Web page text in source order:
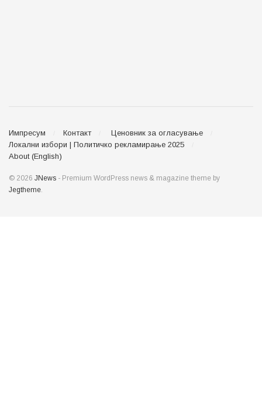
Импресум Контакт
Ценовник за огласување
Локални избори | Политичко рекламирање 2025
About (English)
© 2026 JNews - Premium WordPress news & magazine theme by
Jegtheme.